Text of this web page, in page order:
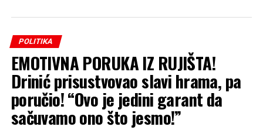
pod ruku sa svojom većinom, glasao“ZA”svaki
amandman, za odluku o parkinzima, pa čak i za samo
kreditno zaduženje koje je nekoliko minuta ranije
nazivao nepotrebnim!
Reproduktor
videozapisa
POLITIKA
EMOTIVNA PORUKA IZ RUJIŠTA!
Drinić prisustvovao slavi hrama, pa
poručio! “Ovo je jedini garant da
sačuvamo ono što jesmo!”